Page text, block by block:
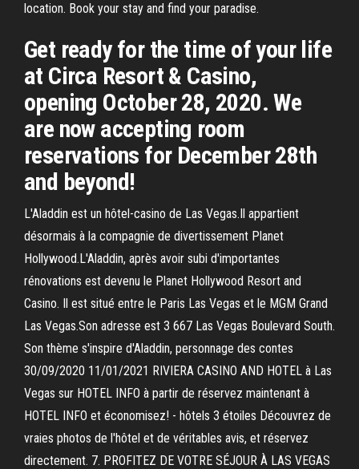
location. Book your stay and find your paradise.
Get ready for the time of your life
at Circa Resort & Casino,
opening October 28, 2020. We
are now accepting room
reservations for December 28th
and beyond!
L'Aladdin est un hôtel-casino de Las Vegas.Il appartient
désormais à la compagnie de divertissement Planet
Hollywood.L'Aladdin, après avoir subi d'importantes
rénovations est devenu le Planet Hollywood Resort and
Casino. Il est situé entre le Paris Las Vegas et le MGM Grand
Las Vegas.Son adresse est 3 667 Las Vegas Boulevard South.
Son thème s'inspire d'Aladdin, personnage des contes
30/09/2020 11/01/2021 RIVIERA CASINO AND HOTEL à Las
Vegas sur HOTEL INFO à partir de réservez maintenant à
HOTEL INFO et économisez! - hôtels 3 étoiles Découvrez de
vraies photos de l'hôtel et de véritables avis, et réservez
directement. 7. PROFITEZ DE VOTRE SÉJOUR À LAS VEGAS